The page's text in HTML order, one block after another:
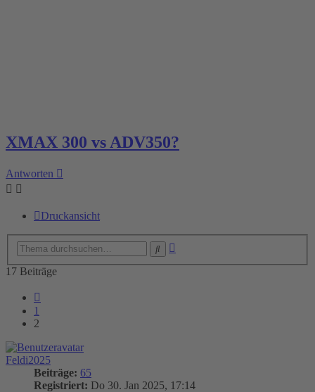
XMAX 300 vs ADV350?
Antworten
Druckansicht
17 Beiträge
1
2
Feldi2025
Beiträge: 65
Registriert: Do 30. Jan 2025, 17:14